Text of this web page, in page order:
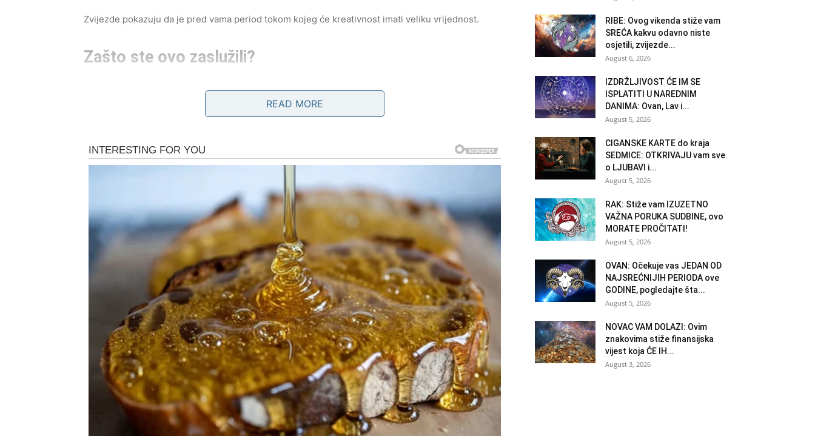
Zvijezde pokazuju da je pred vama period tokom kojeg će kreativnost imati veliku vrijednost.
Zašto ste ovo zaslužili?
Zato što nikada niste prestali da vjerujete da postoji bolji način.
Vodolije često biraju teži put jer ne žele da slijepo prate ono što rade svi drugi. Bilo je trenutaka
sanjate.
Sudbina sada pokazuje da su upravo te ideje i drugačiji pogled na život ono što vas vodi prema
uspjehu.
Sve ono što ste gradili u tišini polako počinje da donosi rezultate koje zaslužujete.
READ MORE
RIBE: Ovog vikenda stiže vam
SREĆA kakvu odavno niste
osjetili, zvijezde...
August 6, 2026
IZDRŽLJIVOST ĆE IM SE
ISPLATITI U NAREDNIM
DANIMA: Ovan, Lav i...
August 5, 2026
CIGANSKE KARTE do kraja
SEDMICE: OTKRIVAJU vam sve
o LJUBAVI i...
August 5, 2026
RAK: Stiže vam IZUZETNO
VAŽNA PORUKA SUDBINE, ovo
MORATE PROČITATI!
August 5, 2026
OVAN: Očekuje vas JEDAN OD
NAJSREĆNIJIH PERIODA ove
GODINE, pogledajte šta...
August 5, 2026
NOVAC VAM DOLAZI: Ovim
znakovima stiže finansijska
vijest koja ĆE IH...
August 3, 2026